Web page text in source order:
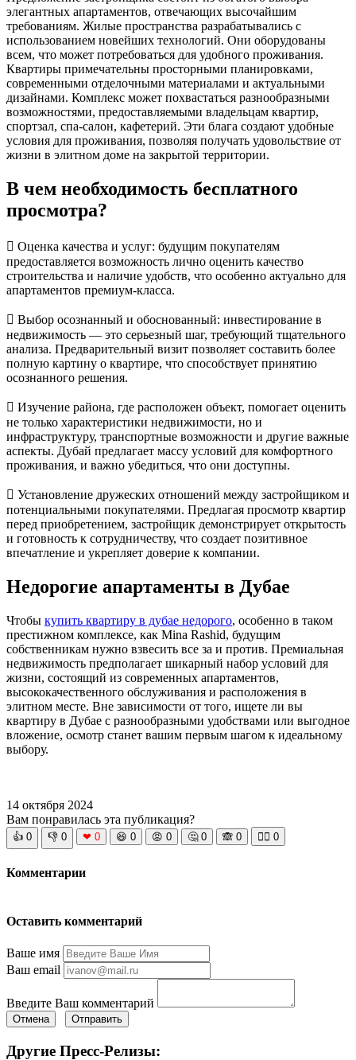
элегантных апартаментов, отвечающих высочайшим
требованиям. Жилые пространства разрабатывались с
использованием новейших технологий. Они оборудованы
всем, что может потребоваться для удобного проживания.
Квартиры примечательны просторными планировками,
современными отделочными материалами и актуальными
дизайнами. Комплекс может похвастаться разнообразными
возможностями, предоставляемыми владельцам квартир,
спортзал, спа-салон, кафетерий. Эти блага создают удобные
условия для проживания, позволяя получать удовольствие от
жизни в элитном доме на закрытой территории.
В чем необходимость бесплатного
просмотра?
 Оценка качества и услуг: будущим покупателям
предоставляется возможность лично оценить качество
строительства и наличие удобств, что особенно актуально для
апартаментов премиум-класса.
 Выбор осознанный и обоснованный: инвестирование в
недвижимость — это серьезный шаг, требующий тщательного
анализа. Предварительный визит позволяет составить более
полную картину о квартире, что способствует принятию
осознанного решения.
 Изучение района, где расположен объект, помогает оценить
не только характеристики недвижимости, но и
инфраструктуру, транспортные возможности и другие важные
аспекты. Дубай предлагает массу условий для комфортного
проживания, и важно убедиться, что они доступны.
 Установление дружеских отношений между застройщиком и
потенциальными покупателями. Предлагая просмотр квартир
перед приобретением, застройщик демонстрирует открытость
и готовность к сотрудничеству, что создает позитивное
впечатление и укрепляет доверие к компании.
Недорогие апартаменты в Дубае
Чтобы купить квартиру в дубае недорого, особенно в таком
престижном комплексе, как Mina Rashid, будущим
собственникам нужно взвесить все за и против. Премиальная
недвижимость предполагает шикарный набор условий для
жизни, состоящий из современных апартаментов,
высококачественного обслуживания и расположения в
элитном месте. Вне зависимости от того, ищете ли вы
квартиру в Дубае с разнообразными удобствами или выгодное
вложение, осмотр станет вашим первым шагом к идеальному
выбору.
14 октября 2024
Вам понравилась эта публикация?
👍 0 👎 0 ❤ 0 😆 0 😡 0 🤔 0 🙈 0 🧘‍♀️ 0
Комментарии
Оставить комментарий
Ваше имя
Ваш email
Введите Ваш комментарий
Отмена Отправить
Другие Пресс-Релизы: